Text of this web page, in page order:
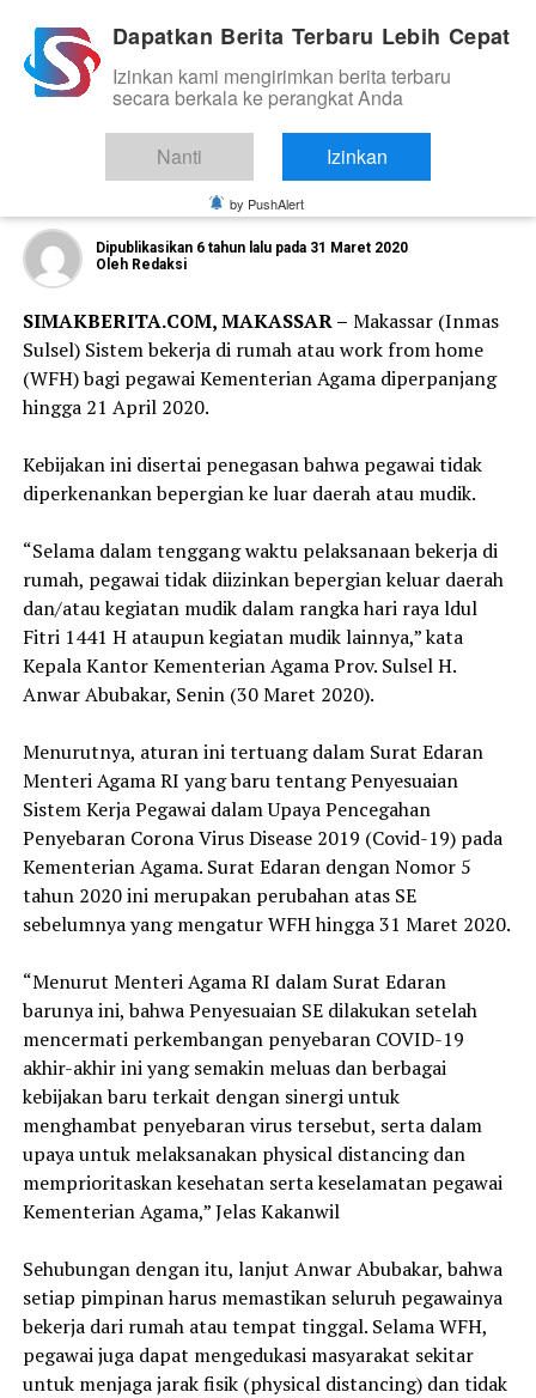
BIROKRASI/PEMERINTAHAN
Kakanwil Kemenag Sulsel: Masa
Bekerja dari Rumah Diperpanjang
Sampai 21 April 2020
Dipublikasikan 6 tahun lalu pada 31 Maret 2020
Oleh Redaksi
SIMAKBERITA.COM, MAKASSAR – Makassar (Inmas
Sulsel) Sistem bekerja di rumah atau work from home
(WFH) bagi pegawai Kementerian Agama diperpanjang
hingga 21 April 2020.
Kebijakan ini disertai penegasan bahwa pegawai tidak
diperkenankan bepergian ke luar daerah atau mudik.
“Selama dalam tenggang waktu pelaksanaan bekerja di
rumah, pegawai tidak diizinkan bepergian keluar daerah
dan/atau kegiatan mudik dalam rangka hari raya ldul
Fitri 1441 H ataupun kegiatan mudik lainnya,” kata
Kepala Kantor Kementerian Agama Prov. Sulsel H.
Anwar Abubakar, Senin (30 Maret 2020).
Menurutnya, aturan ini tertuang dalam Surat Edaran
Menteri Agama RI yang baru tentang Penyesuaian
Sistem Kerja Pegawai dalam Upaya Pencegahan
Penyebaran Corona Virus Disease 2019 (Covid-19) pada
Kementerian Agama. Surat Edaran dengan Nomor 5
tahun 2020 ini merupakan perubahan atas SE
sebelumnya yang mengatur WFH hingga 31 Maret 2020.
“Menurut Menteri Agama RI dalam Surat Edaran
barunya ini, bahwa Penyesuaian SE dilakukan setelah
mencermati perkembangan penyebaran COVID-19
akhir-akhir ini yang semakin meluas dan berbagai
kebijakan baru terkait dengan sinergi untuk
menghambat penyebaran virus tersebut, serta dalam
upaya untuk melaksanakan physical distancing dan
memprioritaskan kesehatan serta keselamatan pegawai
Kementerian Agama,” Jelas Kakanwil
Sehubungan dengan itu, lanjut Anwar Abubakar, bahwa
setiap pimpinan harus memastikan seluruh pegawainya
bekerja dari rumah atau tempat tinggal. Selama WFH,
pegawai juga dapat mengedukasi masyarakat sekitar
untuk menjaga jarak fisik (physical distancing) dan tidak
Dapatkan Berita Terbaru Lebih Cepat
Izinkan kami mengirimkan berita terbaru
secara berkala ke perangkat Anda
Nanti Izinkan
by PushAlert